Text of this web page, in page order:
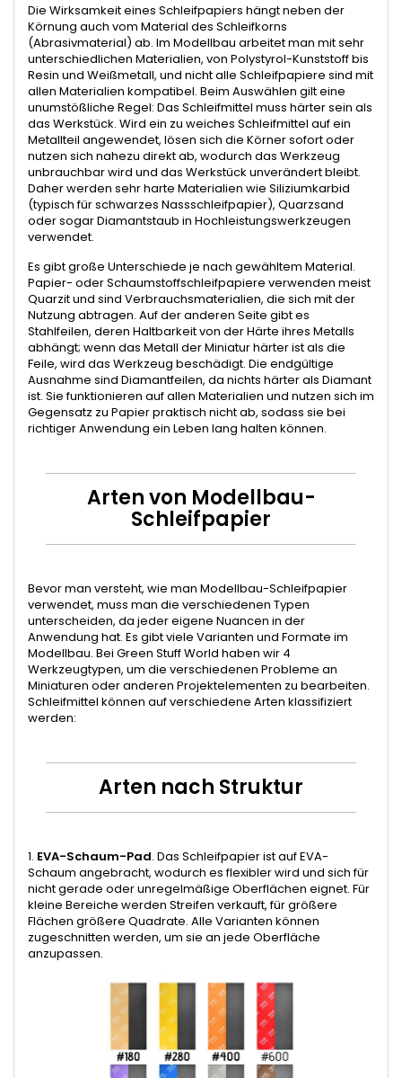
Die Wirksamkeit eines Schleifpapiers hängt neben der
Körnung auch vom Material des Schleifkorns
(Abrasivmaterial) ab. Im Modellbau arbeitet man mit sehr
unterschiedlichen Materialien, von Polystyrol-Kunststoff bis
Resin und Weißmetall, und nicht alle Schleifpapiere sind mit
allen Materialien kompatibel. Beim Auswählen gilt eine
unumstößliche Regel: Das Schleifmittel muss härter sein als
das Werkstück. Wird ein zu weiches Schleifmittel auf ein
Metallteil angewendet, lösen sich die Körner sofort oder
nutzen sich nahezu direkt ab, wodurch das Werkzeug
unbrauchbar wird und das Werkstück unverändert bleibt.
Daher werden sehr harte Materialien wie Siliziumkarbid
(typisch für schwarzes Nassschleifpapier), Quarzsand
oder sogar Diamantstaub in Hochleistungswerkzeugen
verwendet.
Es gibt große Unterschiede je nach gewähltem Material.
Papier- oder Schaumstoffschleifpapiere verwenden meist
Quarzit und sind Verbrauchsmaterialien, die sich mit der
Nutzung abtragen. Auf der anderen Seite gibt es
Stahlfeilen, deren Haltbarkeit von der Härte ihres Metalls
abhängt; wenn das Metall der Miniatur härter ist als die
Feile, wird das Werkzeug beschädigt. Die endgültige
Ausnahme sind Diamantfeilen, da nichts härter als Diamant
ist. Sie funktionieren auf allen Materialien und nutzen sich im
Gegensatz zu Papier praktisch nicht ab, sodass sie bei
richtiger Anwendung ein Leben lang halten können.
Arten von Modellbau-
Schleifpapier
Bevor man versteht, wie man Modellbau-Schleifpapier
verwendet, muss man die verschiedenen Typen
unterscheiden, da jeder eigene Nuancen in der
Anwendung hat. Es gibt viele Varianten und Formate im
Modellbau. Bei Green Stuff World haben wir 4
Werkzeugtypen, um die verschiedenen Probleme an
Miniaturen oder anderen Projektelementen zu bearbeiten.
Schleifmittel können auf verschiedene Arten klassifiziert
werden:
Arten nach Struktur
1. EVA-Schaum-Pad. Das Schleifpapier ist auf EVA-
Schaum angebracht, wodurch es flexibler wird und sich für
nicht gerade oder unregelmäßige Oberflächen eignet. Für
kleine Bereiche werden Streifen verkauft, für größere
Flächen größere Quadrate. Alle Varianten können
zugeschnitten werden, um sie an jede Oberfläche
anzupassen.